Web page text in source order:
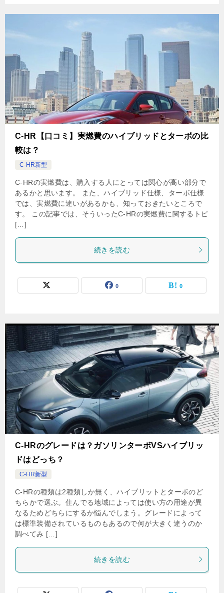
C-HR【口コミ】実燃費のハイブリッドとターボの比
較は？
C-HR新型
C-HRの実燃費は、購入する人にとっては関心が高い部分で
あるかと思います。 また、ハイブリッド仕様、ターボ仕様
では、実燃費に違いがあるかも、知っておきたいところで
す。 この記事では、そういったC-HRの実燃費に関するトピ
[…]
続きを読む
0 0
C-HRのグレードは？ガソリンターボVSハイブリッ
ドはどっち？
C-HR新型
C-HRの種類は2種類しか無く、ハイブリットとターボのど
ちらかで選ぶ。住んでる地域によっては使い方の用途が異
なるためどちらにするか悩んでしまう。グレードによって
は標準装備されているものもあるので何が大きく違うのか
調べてみ […]
続きを読む